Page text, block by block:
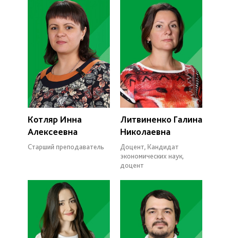
Котляр Инна
Алексеевна
Старший преподаватель
Литвиненко Галина
Николаевна
Доцент, Кандидат
экономических наук,
доцент